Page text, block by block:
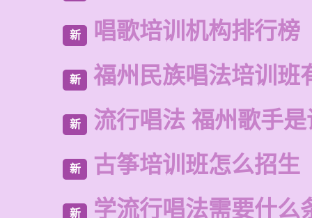
新 唱歌培训机构排行榜
新 福州民族唱法培训班
新 流行唱法 福州歌手
新 古筝培训班怎么招生
新 学流行唱法需要什么